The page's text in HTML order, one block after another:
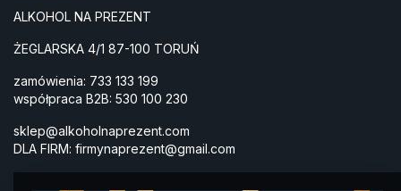
ALKOHOL NA PREZENT
ŻEGLARSKA 4/1 87-100 TORUŃ
zamówienia: 733 133 199
współpraca B2B: 530 100 230
sklep@alkoholnaprezent.com
DLA FIRM: firmynaprezent@gmail.com